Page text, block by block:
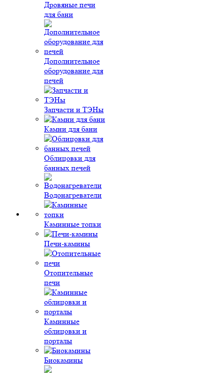
Дровяные печи
для бани
Дополнительное
оборудование для
печей
Запчасти и ТЭНы
Камни для бани
Облицовки для
банных печей
Водонагреватели
Каминные топки
Печи-камины
Отопительные
печи
Каминные
облицовки и
порталы
Биокамины